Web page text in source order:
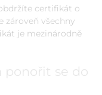
certifikát o
zároveň všechny
je mezinárodně
ponořit se do